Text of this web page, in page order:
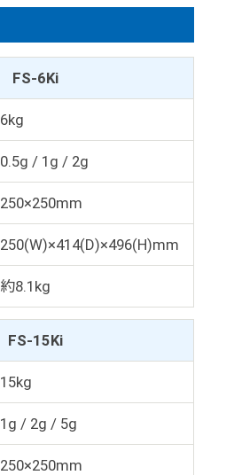
FS-6Ki
6kg
0.5g / 1g / 2g
250×250mm
250(W)×414(D)×496(H)mm
約8.1kg
FS-15Ki
15kg
1g / 2g / 5g
250×250mm